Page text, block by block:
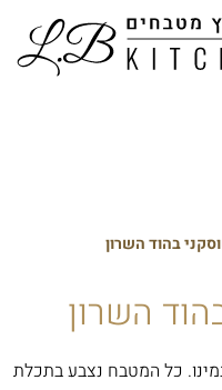
בהוד השרון
השרון
כל המטבח נצבע בתכלת